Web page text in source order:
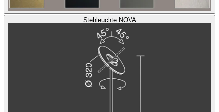
Stehleuchte NOVA